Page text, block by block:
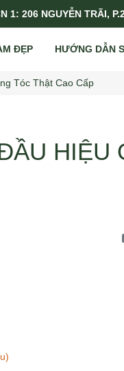
1: 206 NGUYỄN TRÃI,
ĐẸP HƯỚNG DẪN
Tóc Thật Cao Cấp
HIỆU